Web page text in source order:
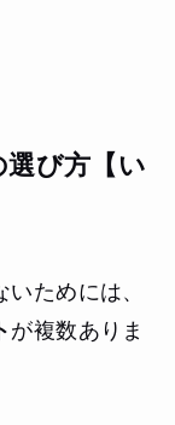
び方【い
ためには、
が複数ありま